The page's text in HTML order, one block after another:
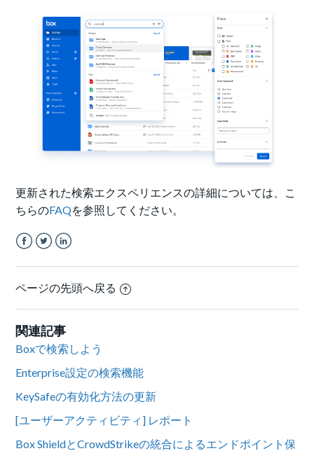
更新された検索エクスペリエンスの詳細については、こ
ちらのFAQを参照してください。
ページの先頭へ戻る
関連記事
Boxで検索しよう
Enterprise設定の検索機能
KeySafeの有効化方法の更新
[ユーザーアクティビティ] レポート
Box ShieldとCrowdStrikeの統合によるエンドポイント保